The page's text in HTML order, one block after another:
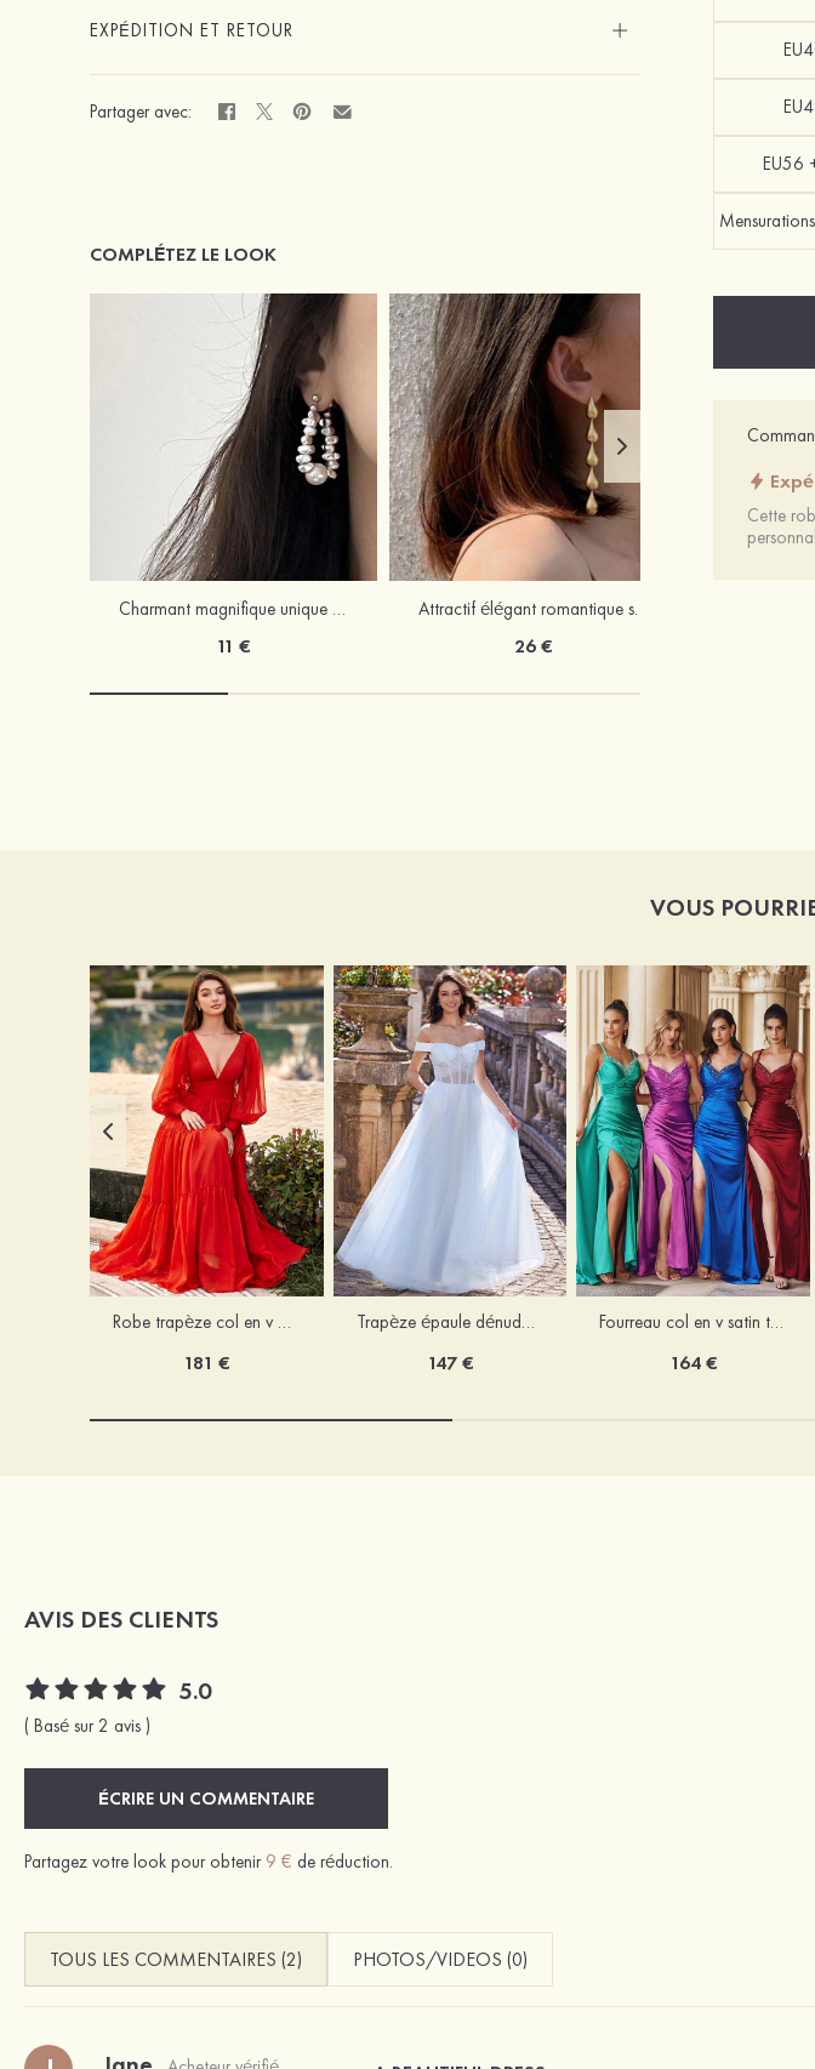
EXPÉDITION ET RETOUR
Partager avec:
COMPLÉTEZ LE LOOK
Charmant magnifique unique perle boucles d'oreilles
11 €
Attractif élégant romantique simple alliage boucles d'oreilles
26 €
EU56
Cette
VOUS
Robe trapèze col en v mousseline ras du sol robe de bal
181 €
Trapèze épaule dénudée tulle ras du sol robe de bal
147 €
Fourreau col en v satin traîne balayage robe de bal
164 €
AVIS DES CLIENTS
5.0
( Basé sur 2 avis )
ÉCRIRE UN COMMENTAIRE
Partagez votre look pour obtenir 9 € de réduction.
TOUS LES COMMENTAIRES (2) PHOTOS/VIDEOS (0)